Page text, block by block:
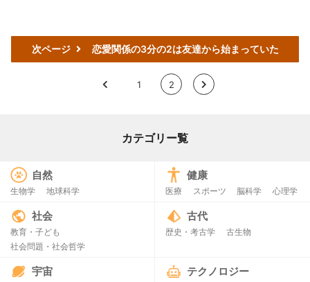
次ページ 恋愛関係の3分の2は友達から始まっていた
< 1 2 >
カテゴリー覧
自然
生物学 地球科学
健康
医療 スポーツ 脳科学 心理学
社会
教育・子ども
社会問題・社会哲学
古代
歴史・考古学 古生物
宇宙 テクノロジー